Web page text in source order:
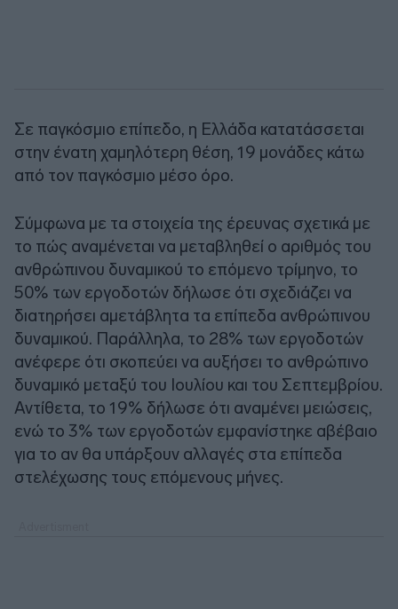
Σε παγκόσμιο επίπεδο, η Ελλάδα κατατάσσεται
στην ένατη χαμηλότερη θέση, 19 μονάδες κάτω
από τον παγκόσμιο μέσο όρο.
Σύμφωνα με τα στοιχεία της έρευνας σχετικά με
το πώς αναμένεται να μεταβληθεί ο αριθμός του
ανθρώπινου δυναμικού το επόμενο τρίμηνο, το
50% των εργοδοτών δήλωσε ότι σχεδιάζει να
διατηρήσει αμετάβλητα τα επίπεδα ανθρώπινου
δυναμικού. Παράλληλα, το 28% των εργοδοτών
ανέφερε ότι σκοπεύει να αυξήσει το ανθρώπινο
δυναμικό μεταξύ του Ιουλίου και του Σεπτεμβρίου.
Αντίθετα, το 19% δήλωσε ότι αναμένει μειώσεις,
ενώ το 3% των εργοδοτών εμφανίστηκε αβέβαιο
για το αν θα υπάρξουν αλλαγές στα επίπεδα
στελέχωσης τους επόμενους μήνες.